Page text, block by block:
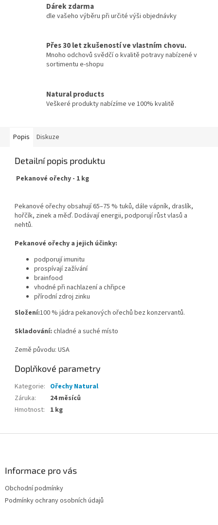
Dárek zdarma
dle vašeho výběru při určité výši objednávky
Přes 30 let zkušeností ve vlastním chovu.
Mnoho odchovů svědčí o kvalitě potravy nabízené v
sortimentu e-shopu
Natural products
Veškeré produkty nabízíme ve 100% kvalitě
Popis Diskuze
Detailní popis produktu
Pekanové ořechy - 1 kg
Pekanové ořechy obsahují 65–75 % tuků, dále vápník, draslík,
hořčík, zinek a měď. Dodávají energii, podporují růst vlasů a
nehtů.
Pekanové ořechy a jejich účinky:
podporují imunitu
prospívají zažívání
brainfood
vhodné při nachlazení a chřipce
přírodní zdroj zinku
Složení:100 % jádra pekanových ořechů bez konzervantů.
Skladování: chladné a suché místo
Země původu: USA
Doplňkové parametry
Kategorie: Ořechy Natural
Záruka:
24 měsíců
Hmotnost: 1 kg
Informace pro vás
Obchodní podmínky
Podmínky ochrany osobních údajů